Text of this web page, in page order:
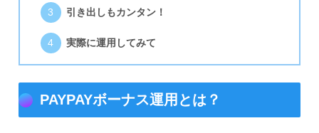
引き出しもカンタン！
実際に運用してみて
PAYPAYボーナス運用とは？